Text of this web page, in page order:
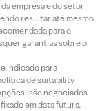
empresa e do setor
resultar até mesmo
para o
garantias sobre o
indicado para
de suitability
são negociados
em data futura,